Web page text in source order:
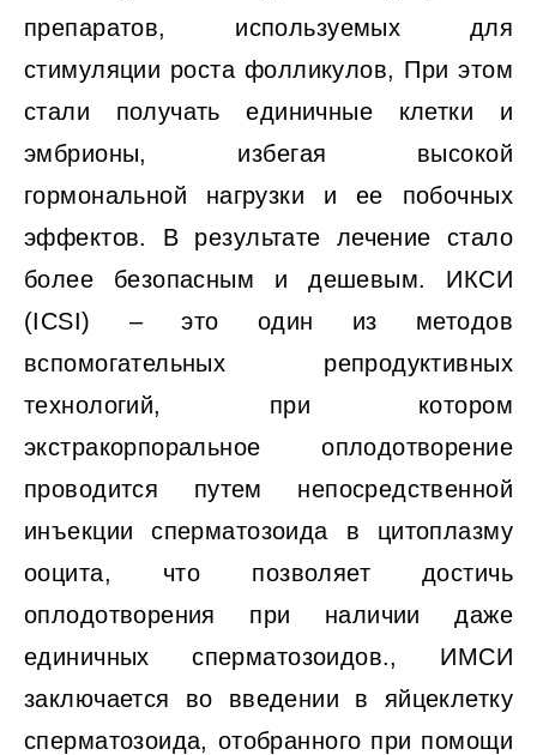
препаратов, используемых для
стимуляции роста фолликулов, При этом
стали получать единичные клетки и
эмбрионы, избегая высокой
гормональной нагрузки и ее побочных
эффектов. В результате лечение стало
более безопасным и дешевым. ИКСИ
(ICSI) ‒ это один из методов
вспомогательных репродуктивных
технологий, при котором
экстракорпоральное оплодотворение
проводится путем непосредственной
инъекции сперматозоида в цитоплазму
ооцита, что позволяет достичь
оплодотворения при наличии даже
единичных сперматозоидов., ИМСИ
заключается во введении в яйцеклетку
сперматозоида, отобранного при помощи